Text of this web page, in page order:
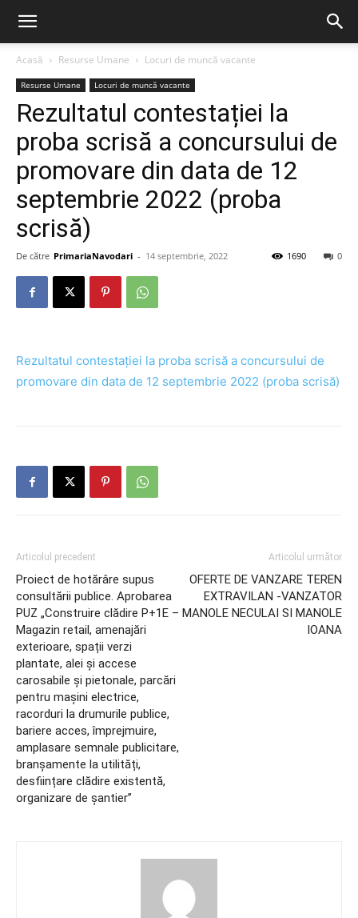
Acasă Resurse Umane Locuri de muncă vacante
Resurse Umane Locuri de muncă vacante
Rezultatul contestației la
proba scrisă a concursului de
promovare din data de 12
septembrie 2022 (proba
scrisă)
De către PrimariaNavodari - 14 septembrie, 2022 0
1690
Rezultatul contestației la proba scrisă a concursului de
promovare din data de 12 septembrie 2022 (proba scrisă)
Articolul precedent
Proiect de hotărâre supus
consultării publice. Aprobarea
PUZ „Construire clădire P+1E –
Magazin retail, amenajări
exterioare, spații verzi
plantate, alei și accese
carosabile și pietonale, parcări
pentru mașini electrice,
racorduri la drumurile publice,
bariere acces, împrejmuire,
amplasare semnale publicitare,
branșamente la utilități,
desființare clădire existentă,
organizare de șantier”
Articolul următor
OFERTE DE VANZARE TEREN
EXTRAVILAN -VANZATOR
MANOLE NECULAI SI MANOLE
IOANA